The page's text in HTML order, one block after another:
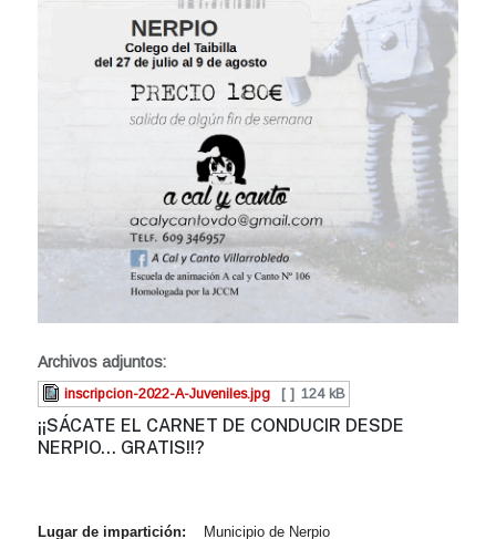
Archivos adjuntos:
inscripcion-2022-A-Juveniles.jpg [ ] 124 kB
¡¡SÁCATE EL CARNET DE CONDUCIR DESDE
NERPIO... GRATIS!!?
Lugar de impartición: Municipio de Nerpio